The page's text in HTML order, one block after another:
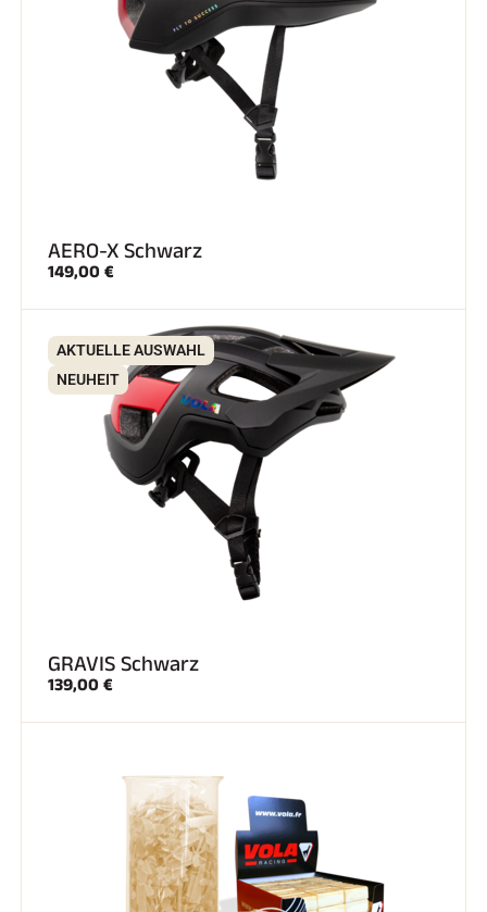
AERO-X Schwarz
149,00 €
AKTUELLE AUSWAHL
NEUHEIT
GRAVIS Schwarz
139,00 €